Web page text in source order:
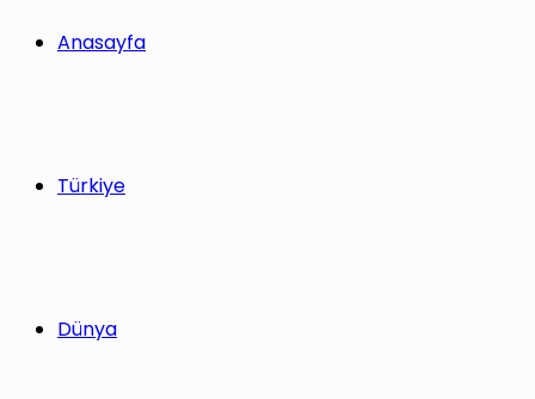
Anasayfa
Türkiye
Dünya